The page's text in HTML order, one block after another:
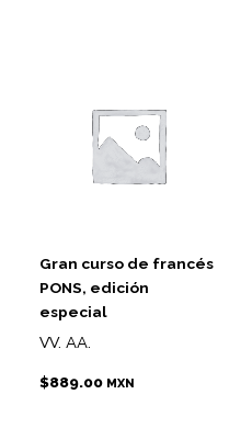
Gran curso de francés
PONS, edición
especial
VV. AA.
$889.00 MXN